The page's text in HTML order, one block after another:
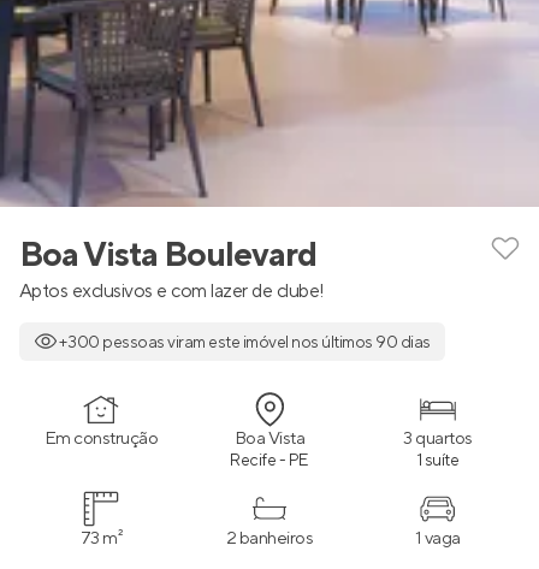
Boa Vista Boulevard
Aptos exclusivos e com lazer de clube!
+300 pessoas viram este imóvel nos últimos 90 dias
Em construção Boa Vista
Recife - PE
3 quartos
1 suíte
73 m² 2 banheiros 1 vaga